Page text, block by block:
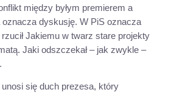
między byłym premierem a
oznacza dyskusję. W PiS oznacza
Jakiemu w twarz stare projekty
Jaki odszczekał – jak zwykle –
się duch prezesa, który